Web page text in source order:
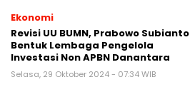
Ekonomi
Revisi UU BUMN, Prabowo Subianto
Bentuk Lembaga Pengelola
Investasi Non APBN Danantara
Selasa, 29 Oktober 2024 - 07:34 WIB